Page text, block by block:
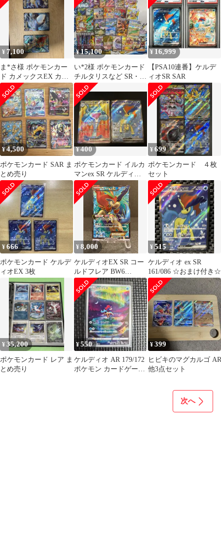
¥ 7,100
ま*さ様 ポケモンカー
ド カメックスEX カイ
オーガEX ケルディオ
EX SR3
¥15,100
い*2様 ポケモンカード
チルタリスなど SR・
SAR 33枚 まとめ set
¥16,999
【PSA10連番】ケルデ
ィオSR SAR
¥4,500
ポケモンカード SAR ま
とめ売り
¥400
ポケモンカード イルカ
マンex SR ケルディオ
ex SR
¥699
ポケモンカード ４枚
セット
¥666
ポケモンカード ケルデ
ィオEX 3枚
¥8,000
ケルディオEX SR コー
ルドフレア BW6
061/059 ポケモンカード
【送料無料】
¥515
ケルディオ ex SR
161/086 ☆おまけ付き☆
¥35,200
ポケモンカード レア ま
とめ売り
¥550
ケルディオ AR 179/172
ポケモン カードゲーム
¥399
ヒビキのマグカルゴ AR
他3点セット
次へ